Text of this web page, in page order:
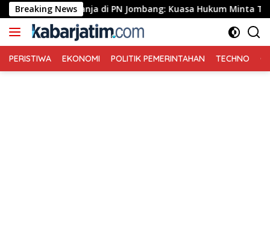
Langsung
ke
konten
Breaking News
Ganja di PN Jombang: Kuasa Hukum Minta Tiga Terdakwa
PERISTIWA EKONOMI POLITIK PEMERINTAHAN TECHNO